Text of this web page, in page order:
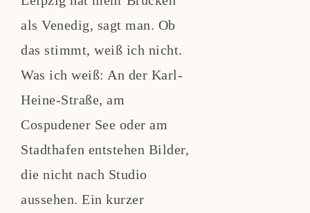
als Venedig, sagt man. Ob
das stimmt, weiß ich nicht.
Was ich weiß: An der Karl-
Heine-Straße, am
Cospudener See oder am
Stadthafen entstehen Bilder,
die nicht nach Studio
aussehen. Ein kurzer